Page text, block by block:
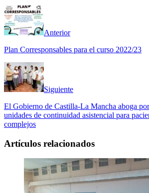
Anterior
Plan Corresponsables para el curso 2022/23
Siguiente
El Gobierno de Castilla-La Mancha aboga
unidades de continuidad asistencial para
complejos
Artículos relacionados